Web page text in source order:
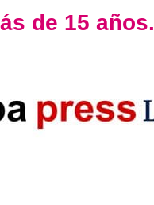
de 15 años.